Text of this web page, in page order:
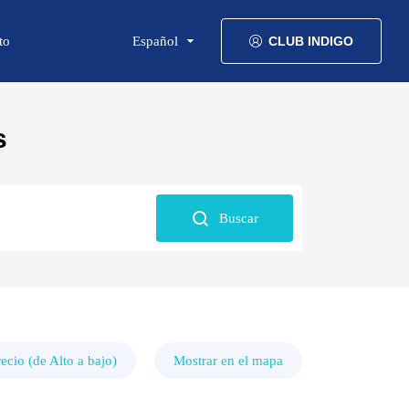
Español CLUB INDIGO
Buscar
(de Alto a bajo) Mostrar en el mapa